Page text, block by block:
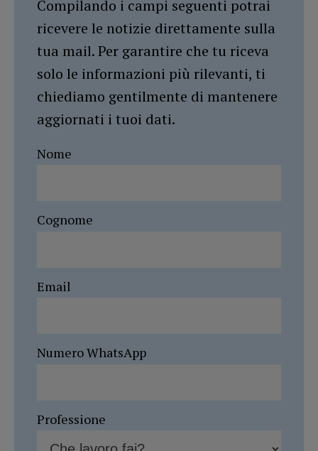
Compilando i campi seguenti potrai
ricevere le notizie direttamente sulla
tua mail. Per garantire che tu riceva
solo le informazioni più rilevanti, ti
chiediamo gentilmente di mantenere
aggiornati i tuoi dati.
Nome
Cognome
Email
Numero WhatsApp
Professione